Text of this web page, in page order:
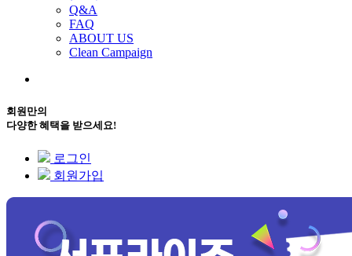
Q&A
FAQ
ABOUT US
Clean Campaign
회원만의
다양한 혜택을 받으세요!
로그인
회원가입